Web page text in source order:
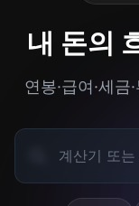
내 돈의
연봉·급여·세